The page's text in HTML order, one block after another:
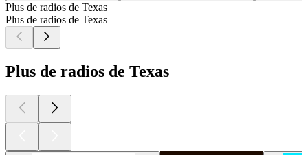
Plus de radios de Texas
Plus de radios de Texas
Plus de radios de Texas